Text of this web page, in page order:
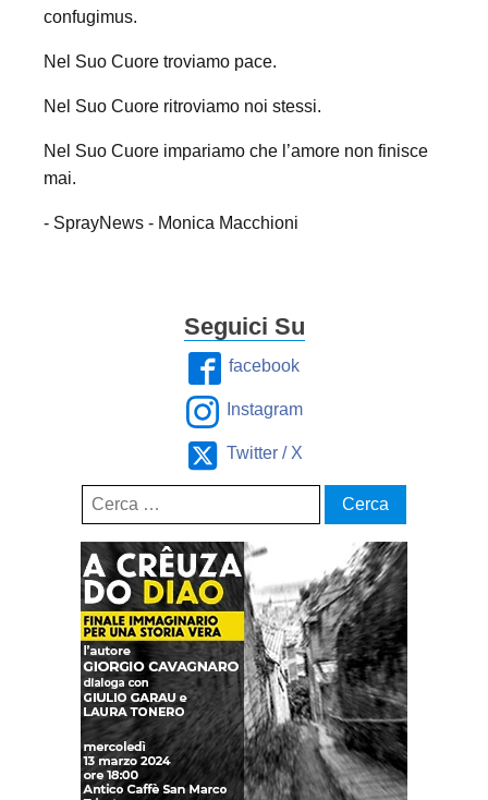
confugimus.
Nel Suo Cuore troviamo pace.
Nel Suo Cuore ritroviamo noi stessi.
Nel Suo Cuore impariamo che l’amore non finisce
mai.
- SprayNews - Monica Macchioni
Seguici Su
facebook
Instagram
Twitter / X
Ricerca
per: